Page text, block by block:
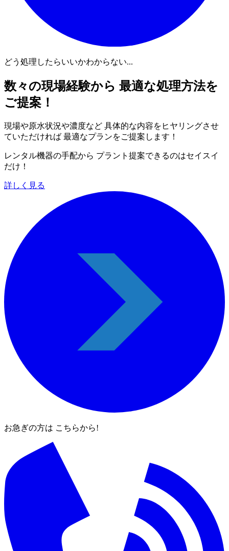
どう処理したらいいかわからない...
数々の現場経験から 最適な処理方法を
ご提案！
現場や原水状況や濃度など 具体的な内容をヒヤリングさせ
ていただければ 最適なプランをご提案します！
レンタル機器の手配から プラント提案できるのはセイスイ
だけ！
詳しく見る
お急ぎの方は こちらから!